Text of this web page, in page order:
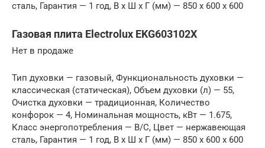
сталь, Гарантия — 1 год, В x Ш x Г (мм) — 850 x 600 x 600
Газовая плита Electrolux EKG603102X
Нет в продаже
Тип духовки — газовый, Функциональность духовки —
классическая (статическая), Объем духовки (л) — 55,
Очистка духовки — традиционная, Количество
конфорок — 4, Номинальная мощность, кВт — 1.675,
Класс энергопотребления — B/C, Цвет — нержавеющая
сталь, Гарантия — 1 год, В x Ш x Г (мм) — 850 x 600 x 600